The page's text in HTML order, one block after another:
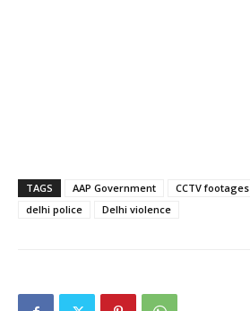
TAGS AAP Government CCTV footages
delhi police
Delhi violence